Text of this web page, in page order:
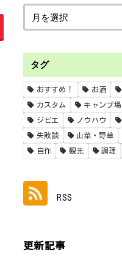
タグ
おすすめ！ お酒
カスタム キャンプ場
ジビエ ノウハウ
失敗談 山菜・野草
自作 観光 調理
RSS
更新記事